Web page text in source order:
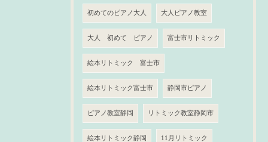
初めてのピアノ大人 大人ピアノ教室
大人 初めて ピアノ 富士市リトミック
絵本リトミック 富士市
絵本リトミック富士市 静岡市ピアノ
ピアノ教室静岡 リトミック教室静岡市
絵本リトミック静岡 11月リトミック